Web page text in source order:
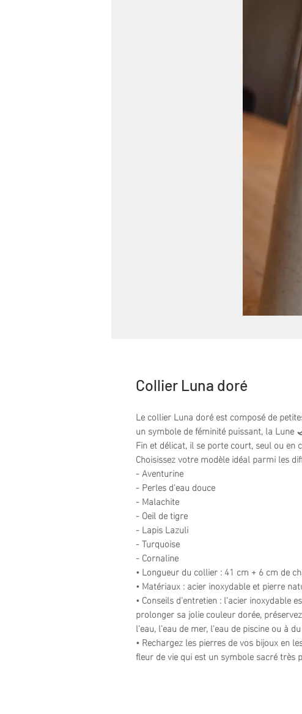
Collier Luna doré
Le collier Luna doré est composé de
un symbole de féminité puissant, la Lune
Fin et délicat, il se porte court, seul ou en
Choisissez votre modèle idéal parmi les
- Aventurine
- Perles d'eau douce
- Malachite
- Oeil de tigre
- Lapis Lazuli
- Turquoise
- Cornaline
• Longueur du collier : 41 cm + 6 cm de
• Matériaux : acier inoxydable et pierre
• Conseils d'entretien : l'acier inoxydable
prolonger sa jolie couleur dorée,
l'eau, l'eau de mer, l'eau de piscine ou à
• Rechargez les pierres de vos bijoux en
fleur de vie qui est un symbole sacré très